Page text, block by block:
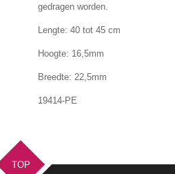
gedragen worden.
Lengte: 40 tot 45 cm
Hoogte: 16,5mm
Breedte: 22,5mm
19414-PE
TOP